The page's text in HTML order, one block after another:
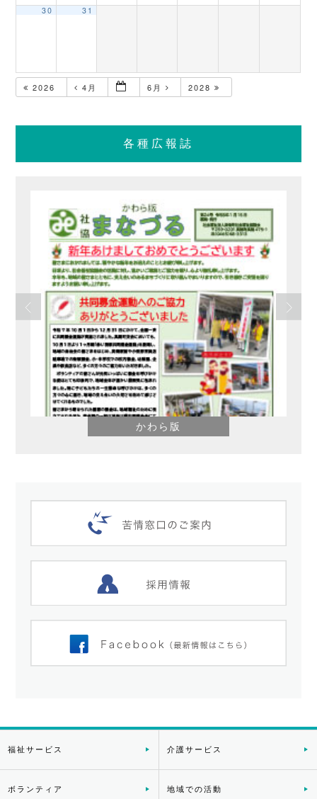
30 31
2026 4月 6月 2028
各種広報誌
さわやか
福祉サービス 介護サービス
ボランティア 地域での活動